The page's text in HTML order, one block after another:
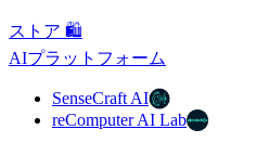
ストア 🛍️
AIプラットフォーム
SenseCraft AI
reComputer AI Lab